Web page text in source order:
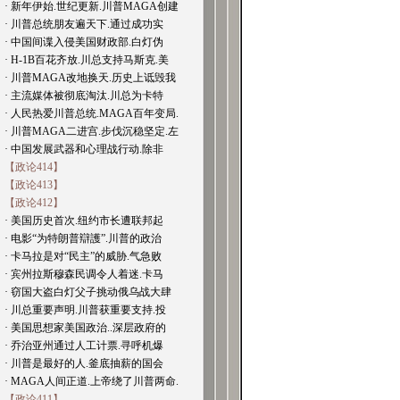
· 新年伊始.世纪更新.川普MAGA创建
· 川普总统朋友遍天下.通过成功实
· 中国间谍入侵美国财政部.白灯伪
· H-1B百花齐放.川总支持马斯克.美
· 川普MAGA改地换天.历史上诋毁我
· 主流媒体被彻底淘汰.川总为卡特
· 人民热爱川普总统.MAGA百年变局.
· 川普MAGA二进宫.步伐沉稳坚定.左
· 中国发展武器和心理战行动.除非
【政论414】
【政论413】
【政论412】
· 美国历史首次.纽约市长遭联邦起
· 电影“为特朗普辯護”.川普的政治
· 卡马拉是对“民主”的威胁.气急败
· 宾州拉斯穆森民调令人着迷.卡马
· 窃国大盗白灯父子挑动俄乌战大肆
· 川总重要声明.川普获重要支持.投
· 美国思想家美国政治..深层政府的
· 乔治亚州通过人工计票.寻呼机爆
· 川普是最好的人.釜底抽薪的国会
· MAGA人间正道.上帝绕了川普两命.